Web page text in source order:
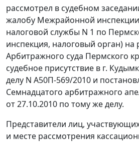
рассмотрел в судебном
жалобу Межрайонной
налоговой службы N 1 по
инспекция, налоговый орган)
Арбитражного суда Пермского
судебное присутствие в г.
делу N А50П-569/2010 и
Семнадцатого арбитражного
от 27.10.2010 по тому же делу.
Представители лиц,
и месте рассмотрения